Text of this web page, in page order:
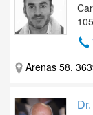
Arenas 58,